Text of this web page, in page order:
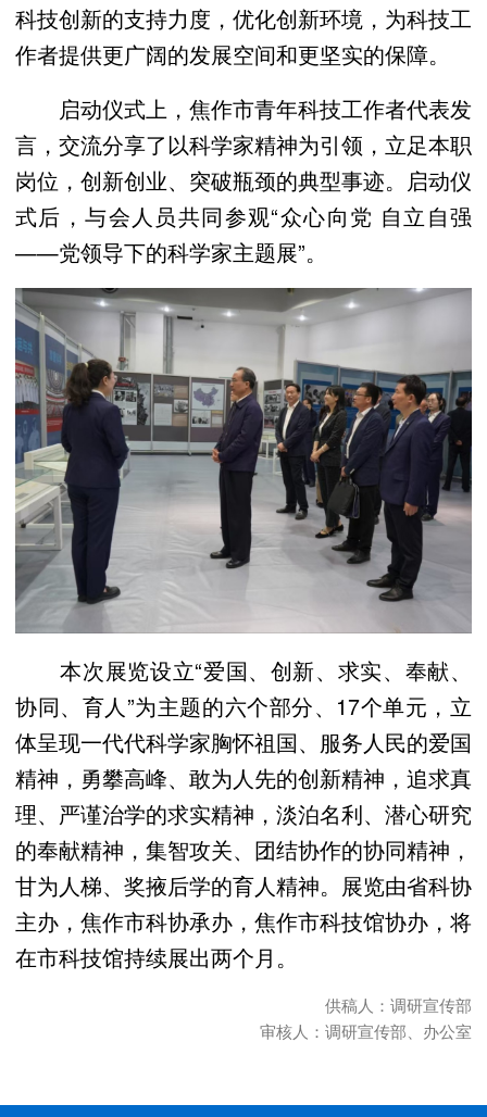
科技创新的支持力度，优化创新环境，为科技工
作者提供更广阔的发展空间和更坚实的保障。
启动仪式上，焦作市青年科技工作者代表发
言，交流分享了以科学家精神为引领，立足本职
岗位，创新创业、突破瓶颈的典型事迹。启动仪
式后，与会人员共同参观“众心向党 自立自强
——党领导下的科学家主题展”。
本次展览设立“爱国、创新、求实、奉献、
协同、育人”为主题的六个部分、17个单元，立
体呈现一代代科学家胸怀祖国、服务人民的爱国
精神，勇攀高峰、敢为人先的创新精神，追求真
理、严谨治学的求实精神，淡泊名利、潜心研究
的奉献精神，集智攻关、团结协作的协同精神，
甘为人梯、奖掖后学的育人精神。展览由省科协
主办，焦作市科协承办，焦作市科技馆协办，将
在市科技馆持续展出两个月。
供稿人：调研宣传部
审核人：调研宣传部、办公室